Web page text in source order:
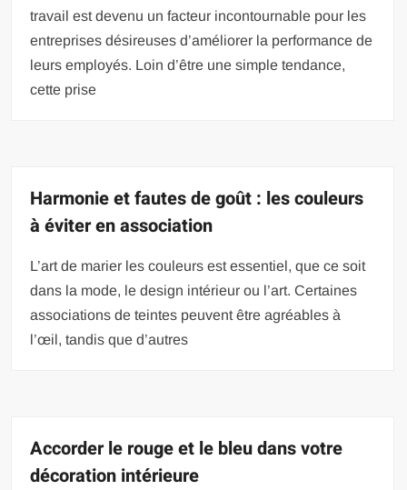
travail est devenu un facteur incontournable pour les
entreprises désireuses d’améliorer la performance de
leurs employés. Loin d’être une simple tendance,
cette prise
Harmonie et fautes de goût : les couleurs
à éviter en association
L’art de marier les couleurs est essentiel, que ce soit
dans la mode, le design intérieur ou l’art. Certaines
associations de teintes peuvent être agréables à
l’œil, tandis que d’autres
Accorder le rouge et le bleu dans votre
décoration intérieure